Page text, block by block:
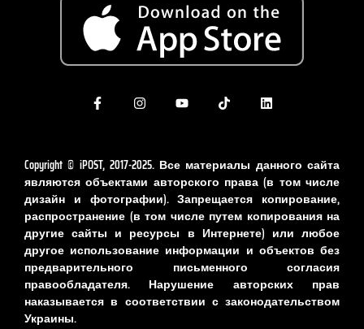
Copyright © iPOST, 2017-2025. Все материалы данного сайта
являются объектами авторского права (в том числе
дизайн и фотографии). Запрещается копирование,
распространение (в том числе путем копирования на
другие сайты и ресурсы в Интернете) или любое
другое использование информации и объектов без
предварительного письменного согласия
правообладателя. Нарушение авторских прав
наказывается в соответствии с законодательством
Украины.